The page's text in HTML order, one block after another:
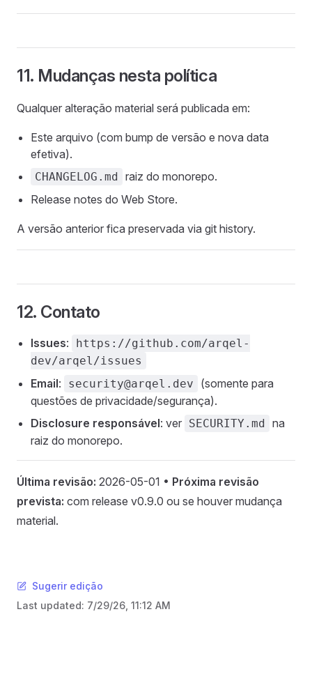
11. Mudanças nesta política
Qualquer alteração material será publicada em:
Este arquivo (com bump de versão e nova data
efetiva).
CHANGELOG.md raiz do monorepo.
Release notes do Web Store.
A versão anterior fica preservada via git history.
12. Contato
Issues:
https://github.com/arqel-
dev/arqel/issues
Email: security@arqel.dev
(somente para
questões de privacidade/segurança).
Disclosure responsável: ver SECURITY.md na
raiz do monorepo.
Última revisão: 2026-05-01 • Próxima revisão
prevista: com release v0.9.0 ou se houver mudança
material.
Sugerir edição
Last updated: 7/29/26, 11:12 AM